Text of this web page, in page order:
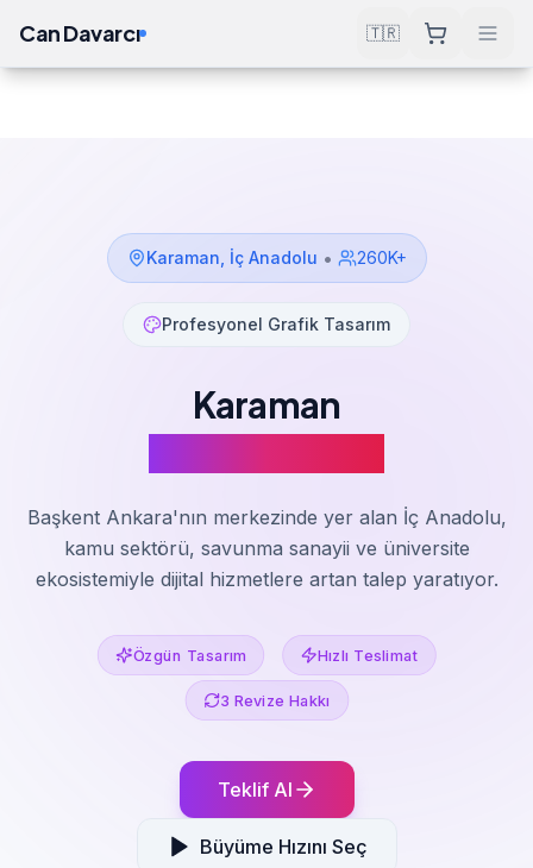
Can Davarcı 🇹🇷
Karaman İç Anadolu • 260K+
Profesyonel Grafik Tasarım
Karaman
Başkent Ankara'nın merkezinde yer alan İç Anadolu,
kamu sektörü, savunma sanayii ve üniversite
ekosistemiyle dijital hizmetlere artan talep yaratıyor.
Özgün Tasarım Hızlı Teslimat
3 Revize Hakkı
Teklif Al
Büyüme Hızını Seç